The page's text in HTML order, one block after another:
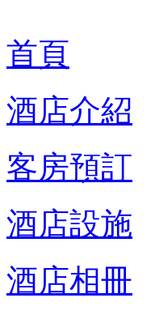
首頁
酒店介紹
客房預訂
酒店設施
酒店相冊